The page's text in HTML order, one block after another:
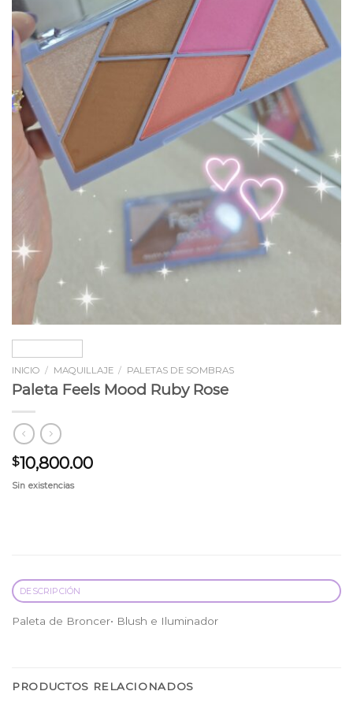
INICIO / MAQUILLAJE / PALETAS DE SOMBRAS
Paleta Feels Mood Ruby Rose
$10,800.00
Sin existencias
DESCRIPCIÓN
Paleta de Broncer• Blush e Iluminador
PRODUCTOS RELACIONADOS